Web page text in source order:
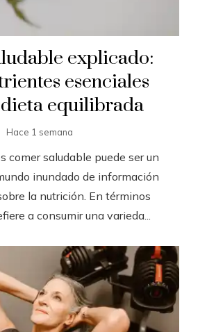
explicado:
esenciales
equilibrada
Hace 1 semana
comer saludable puede ser un
inundado de información
la nutrición. En términos
a consumir una varieda...